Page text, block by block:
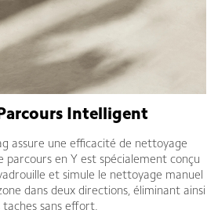
Intelligent
assure une efficacité de nettoyage
parcours en Y est spécialement conçu
et simule le nettoyage manuel
dans deux directions, éliminant ainsi
taches sans effort.